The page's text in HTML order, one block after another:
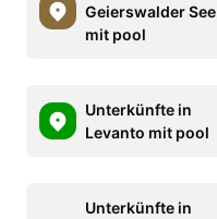
Geierswalder See
mit pool
Unterkünfte in
Levanto mit pool
Unterkünfte in